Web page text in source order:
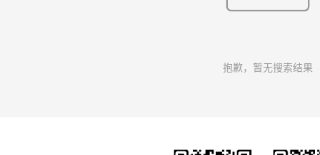
抱歉，暂无搜索结果